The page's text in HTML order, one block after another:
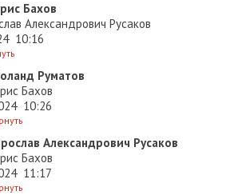
Бахов
Александрович Русаков
10:16
Руматов
Бахов
10:26
Александрович Русаков
Бахов
11:17